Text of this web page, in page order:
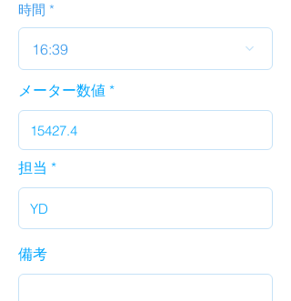
d
時間
16:39
メーター数値
担当
備考